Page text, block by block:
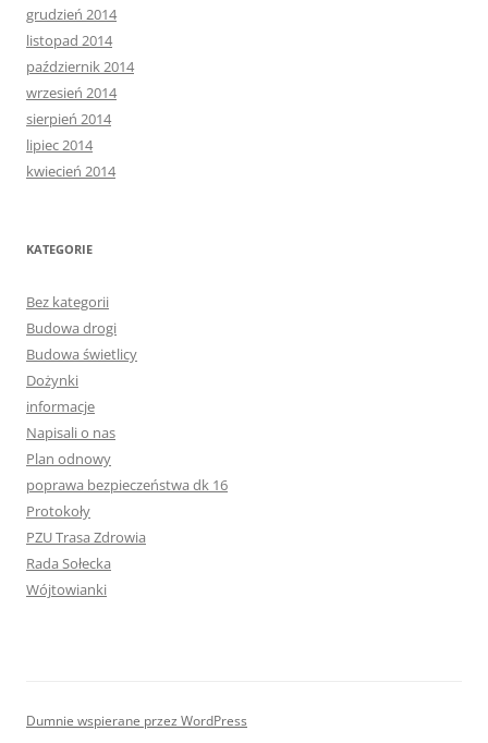
grudzień 2014
listopad 2014
październik 2014
wrzesień 2014
sierpień 2014
lipiec 2014
kwiecień 2014
KATEGORIE
Bez kategorii
Budowa drogi
Budowa świetlicy
Dożynki
informacje
Napisali o nas
Plan odnowy
poprawa bezpieczeństwa dk 16
Protokoły
PZU Trasa Zdrowia
Rada Sołecka
Wójtowianki
Dumnie wspierane przez WordPress